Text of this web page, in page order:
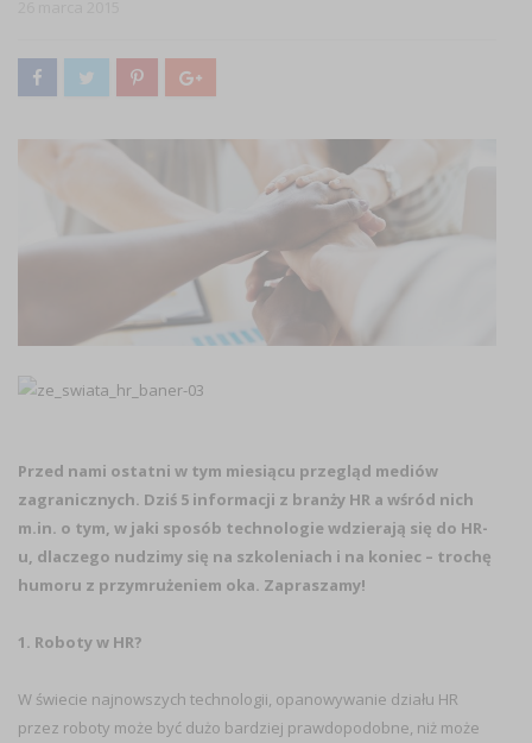
Przed nami ostatni w tym miesiącu przegląd mediów
zagranicznych. Dziś 5 informacji z branży HR a wśród nich
m.in. o tym, w jaki sposób technologie wdzierają się do HR-
u, dlaczego nudzimy się na szkoleniach i na koniec – trochę
humoru z przymrużeniem oka. Zapraszamy!
1. Roboty w HR?
W świecie najnowszych technologii, opanowywanie działu HR
przez roboty może być dużo bardziej prawdopodobne, niż może